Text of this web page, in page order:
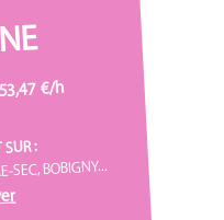
€/h
:
SEC, BOBIGNY...